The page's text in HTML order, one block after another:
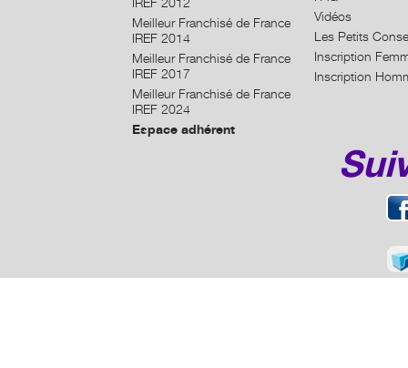
Meilleur Franchisé de France
IREF 2014
Meilleur Franchisé de France
IREF 2017
Meilleur Franchisé de France
IREF 2024
Espace adhérent
Vidéos
Les Petits
Inscription
Inscription